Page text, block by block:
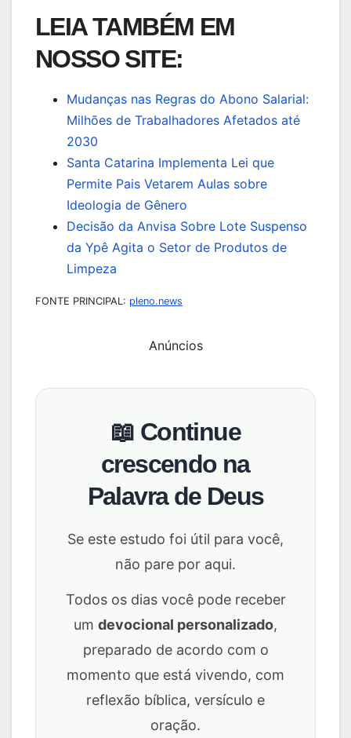
LEIA TAMBÉM EM
NOSSO SITE:
Mudanças nas Regras do Abono Salarial:
Milhões de Trabalhadores Afetados até
2030
Santa Catarina Implementa Lei que
Permite Pais Vetarem Aulas sobre
Ideologia de Gênero
Decisão da Anvisa Sobre Lote Suspenso
da Ypê Agita o Setor de Produtos de
Limpeza
FONTE PRINCIPAL: pleno.news
Anúncios
📖 Continue
crescendo na
Palavra de Deus
Se este estudo foi útil para você,
não pare por aqui.
Todos os dias você pode receber
um devocional personalizado,
preparado de acordo com o
momento que está vivendo, com
reflexão bíblica, versículo e
oração.